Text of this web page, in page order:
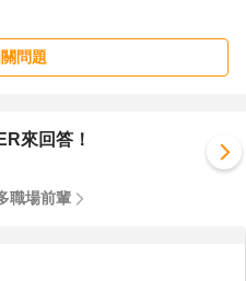
問題
來回答！
職場前輩